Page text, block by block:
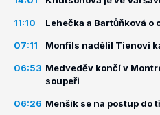
11:10 Lehečka a Bartůňková o
07:11 Monfils nadělil Tienovi
06:53 Medveděv končí v
soupeři
06:26 Menšík se na postup do